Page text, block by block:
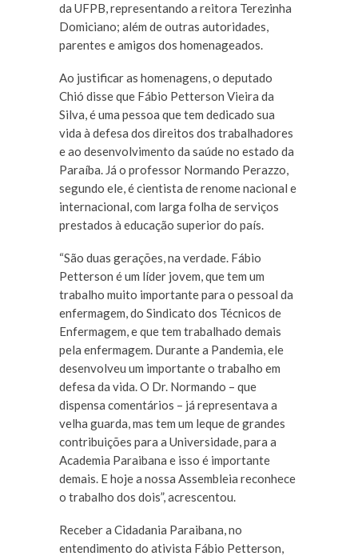
da UFPB, representando a reitora Terezinha
Domiciano; além de outras autoridades,
parentes e amigos dos homenageados.
Ao justificar as homenagens, o deputado
Chió disse que Fábio Petterson Vieira da
Silva, é uma pessoa que tem dedicado sua
vida à defesa dos direitos dos trabalhadores
e ao desenvolvimento da saúde no estado da
Paraíba. Já o professor Normando Perazzo,
segundo ele, é cientista de renome nacional e
internacional, com larga folha de serviços
prestados à educação superior do país.
“São duas gerações, na verdade. Fábio
Petterson é um líder jovem, que tem um
trabalho muito importante para o pessoal da
enfermagem, do Sindicato dos Técnicos de
Enfermagem, e que tem trabalhado demais
pela enfermagem. Durante a Pandemia, ele
desenvolveu um importante o trabalho em
defesa da vida. O Dr. Normando – que
dispensa comentários – já representava a
velha guarda, mas tem um leque de grandes
contribuições para a Universidade, para a
Academia Paraibana e isso é importante
demais. E hoje a nossa Assembleia reconhece
o trabalho dos dois”, acrescentou.
Receber a Cidadania Paraibana, no
entendimento do ativista Fábio Petterson,